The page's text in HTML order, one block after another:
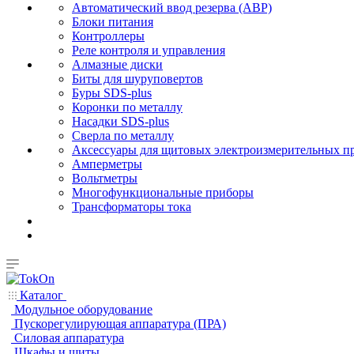
Автоматический ввод резерва (АВР)
Блоки питания
Контроллеры
Реле контроля и управления
Алмазные диски
Биты для шуруповертов
Буры SDS-plus
Коронки по металлу
Насадки SDS-plus
Сверла по металлу
Аксессуары для щитовых электроизмерительных
Амперметры
Вольтметры
Многофункциональные приборы
Трансформаторы тока
Каталог
Модульное оборудование
Пускорегулирующая аппаратура (ПРА)
Силовая аппаратура